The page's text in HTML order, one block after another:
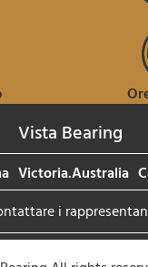
Vista Bearing
Victoria.Australia
i